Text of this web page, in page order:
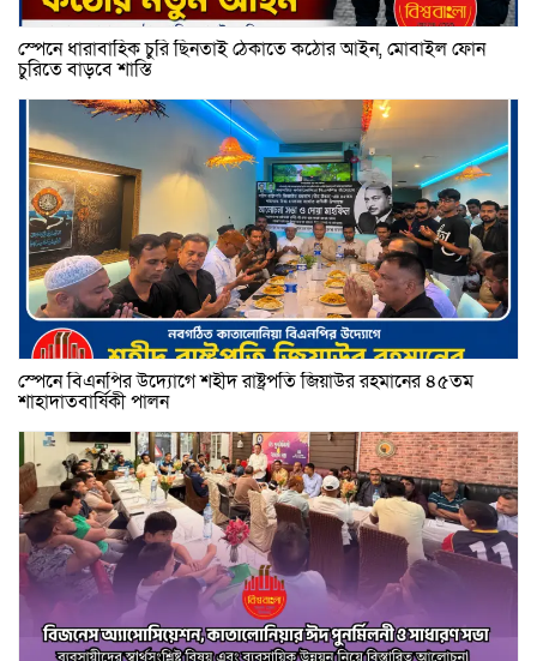
স্পেনে ধারাবাহিক চুরি ছিনতাই ঠেকাতে কঠোর আইন, মোবাইল ফোন
চুরিতে বাড়বে শাস্তি
স্পেনে বিএনপির উদ্যোগে শহীদ রাষ্ট্রপতি জিয়াউর রহমানের ৪৫তম
শাহাদাতবার্ষিকী পালন